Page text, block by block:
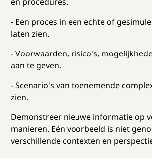
- Een proces in een echte of
laten zien.
- Voorwaarden, risico's,
aan te geven.
- Scenario's van toenemende
zien.
Demonstreer nieuwe informatie op
manieren. Eén voorbeeld is niet
verschillende contexten en